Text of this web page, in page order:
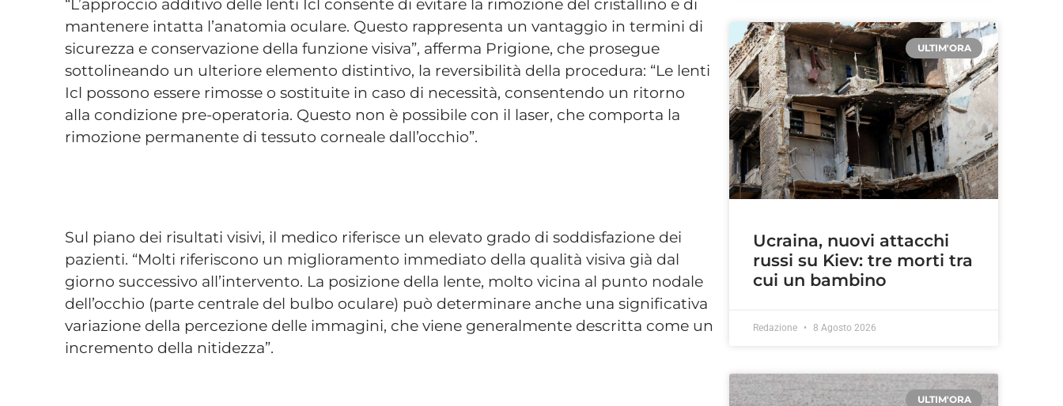
mantenere intatta l’anatomia oculare. Questo rappresenta un vantaggio in termini di
sicurezza e conservazione della funzione visiva”, afferma Prigione, che prosegue
sottolineando un ulteriore elemento distintivo, la reversibilità della procedura: “Le lenti
Icl possono essere rimosse o sostituite in caso di necessità, consentendo un ritorno
alla condizione pre-operatoria. Questo non è possibile con il laser, che comporta la
rimozione permanente di tessuto corneale dall’occhio”.
Sul piano dei risultati visivi, il medico riferisce un elevato grado di soddisfazione dei
pazienti. “Molti riferiscono un miglioramento immediato della qualità visiva già dal
giorno successivo all’intervento. La posizione della lente, molto vicina al punto nodale
dell’occhio (parte centrale del bulbo oculare) può determinare anche una significativa
variazione della percezione delle immagini, che viene generalmente descritta come un
incremento della nitidezza”.
ULTIM'ORA
Ucraina, nuovi attacchi
russi su Kiev: tre morti tra
cui un bambino
Redazione 8 Agosto 2026
ULTIM'ORA